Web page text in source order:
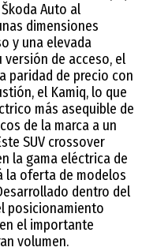
Auto al
dimensiones
y una elevada
de acceso, el
paridad de precio con
el Kamiq, lo que
más asequible de
de la marca a un
SUV crossover
la gama eléctrica de
la oferta de modelos
dentro del
posicionamiento
el importante
volumen.